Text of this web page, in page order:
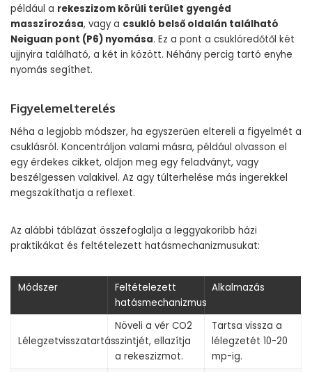
például a rekeszizom körüli terület gyengéd
masszírozása, vagy a csukló belső oldalán található
Neiguan pont (P6) nyomása. Ez a pont a csuklóredőtől két
ujjnyira található, a két in között. Néhány percig tartó enyhe
nyomás segíthet.
Figyelemelterelés
Néha a legjobb módszer, ha egyszerűen eltereli a figyelmét a
csuklásról. Koncentráljon valami másra, például olvasson el
egy érdekes cikket, oldjon meg egy feladványt, vagy
beszélgessen valakivel. Az agy túlterhelése más ingerekkel
megszakíthatja a reflexet.
Az alábbi táblázat összefoglalja a leggyakoribb házi
praktikákat és feltételezett hatásmechanizmusukat:
Módszer
Feltételezett
hatásmechanizmus
Alkalmazás
Lélegzetvisszatartás
Növeli a vér CO2
szintjét, ellazítja
a rekeszizmot.
Tartsa vissza a
lélegzetét 10-20
mp-ig.